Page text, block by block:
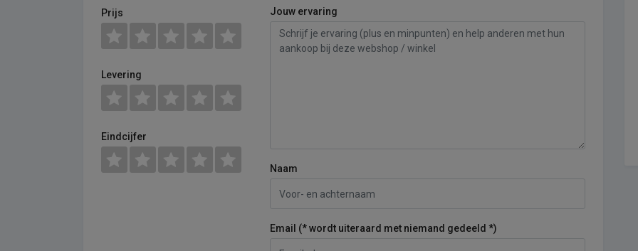
Prijs
Levering
Eindcijfer
Jouw ervaring
Naam
Email (* wordt uiteraard met niemand gedeeld *)